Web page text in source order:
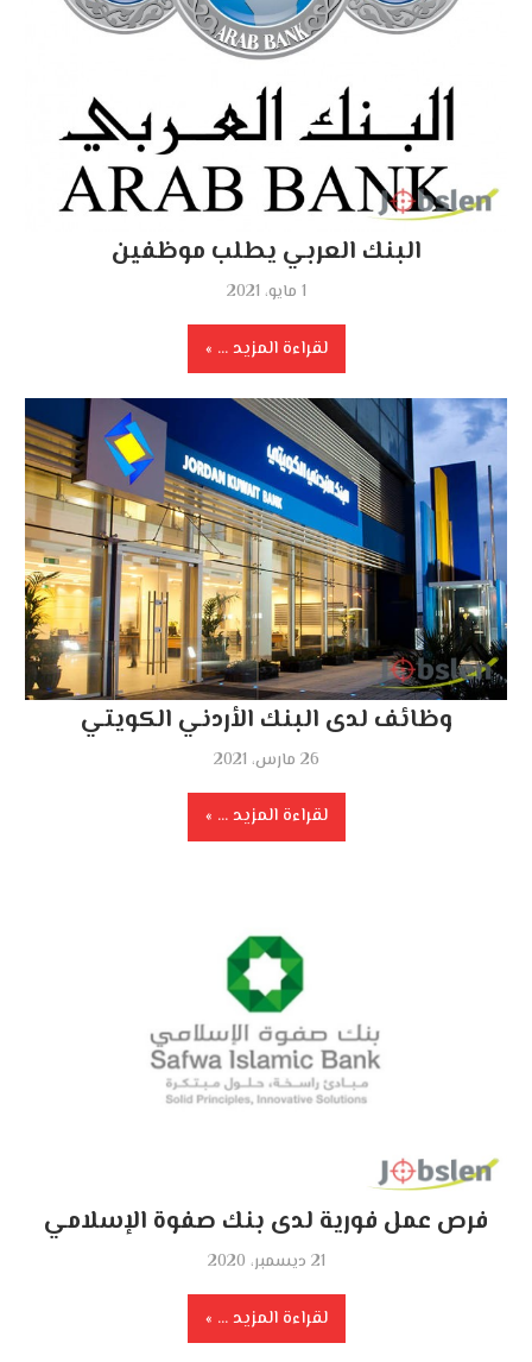
البنك العربي يطلب موظفين
1 مايو، 2021
لقراءة المزيد ...
وظائف لدى البنك الأردني الكويتي
26 مارس، 2021
لقراءة المزيد ...
فرص عمل فورية لدى بنك صفوة الإسلامي
21 ديسمبر، 2020
لقراءة المزيد ...